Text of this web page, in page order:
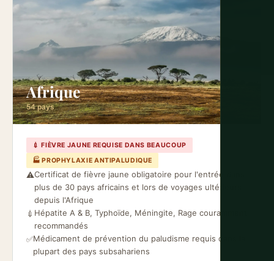
Afrique
54 pays
💉 FIÈVRE JAUNE REQUISE DANS BEAUCOUP
🏭 PROPHYLAXIE ANTIPALUDIQUE
⚠️Certificat de fièvre jaune obligatoire pour l'entrée dans
plus de 30 pays africains et lors de voyages ultérieurs
depuis l'Afrique
💉 Hépatite A & B, Typhoïde, Méningite, Rage couramment
recommandés
✅Médicament de prévention du paludisme requis dans la
plupart des pays subsahariens